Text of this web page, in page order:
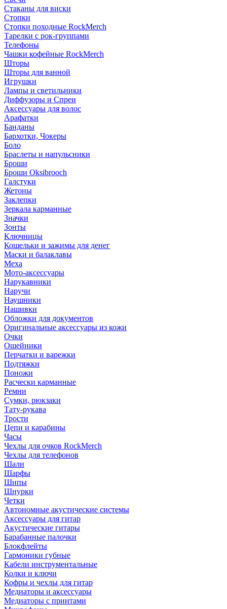
Стаканы для виски
Стопки
Стопки походные RockMerch
Тарелки с рок-группами
Телефоны
Чашки кофейные RockMerch
Шторы
Шторы для ванной
Игрушки
Лампы и светильники
Диффузоры и Спреи
Аксессуары для волос
Арафатки
Банданы
Бархотки, Чокеры
Боло
Браслеты и напульсники
Броши
Броши Oksibrooch
Галстуки
Жетоны
Заклепки
Зеркала карманные
Значки
Зонты
Ключницы
Кошельки и зажимы для денег
Маски и балаклавы
Меха
Мото-аксессуары
Нарукавники
Наручи
Наушники
Нашивки
Обложки для документов
Оригинальные аксессуары из кожи
Очки
Ошейники
Перчатки и варежки
Подтяжки
Поножи
Расчески карманные
Ремни
Сумки, рюкзаки
Тату-рукава
Трости
Цепи и карабины
Часы
Чехлы для очков RockMerch
Чехлы для телефонов
Шали
Шарфы
Шипы
Шнурки
Четки
Автономные акустические системы
Аксессуары для гитар
Акустические гитары
Барабанные палочки
Блокфлейты
Гармоники губные
Кабели инструментальные
Колки и ключи
Кофры и чехлы для гитар
Медиаторы и аксессуары
Медиаторы с принтами